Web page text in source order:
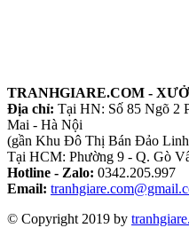
TRANHGIARE.COM -
Địa chỉ: Tại HN: Số 85 Ngõ 2
Mai - Hà Nội
(gần Khu Đô Thị Bán Đảo
Tại HCM: Phường 9 - Q. Gò
Hotline - Zalo: 0342.205.997
Email:
© Copyright 2019 by